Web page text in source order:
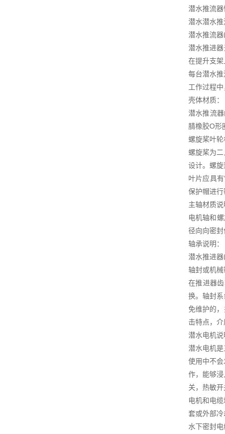
潜水推流
潜水潜水
潜水推流
潜水推进
在提升支
每台潜水
工作过程
壳体材质：
潜水推流
腈橡胶O形
螺旋桨叶
螺旋桨为
设计。螺
叶片应具
保护帽进
主轴材质
电机轴和
径向向密
轴承说明：
潜水推进
轴封或机
在推进器
换。轴封
免维护的
击特点，
潜水电机说
潜水电机
使用中不
作，能够
关，热敏
电机和电
套或外部
水下密封